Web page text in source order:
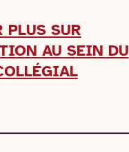
PLUS SUR
AU SEIN DU